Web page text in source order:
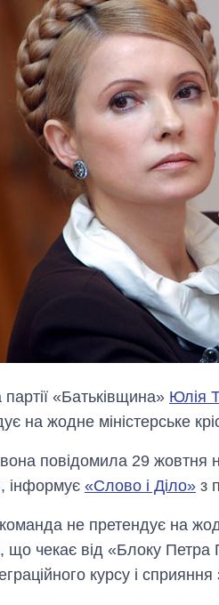
партії «Батьківщина» Юлія
на жодне міністерське
повідомила 29 жовтня
інформує «Слово і Діло» з
не претендує на
що чекає від «Блоку Петра
курсу і